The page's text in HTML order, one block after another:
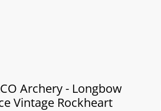
Archery - Longbow
Vintage Rockheart